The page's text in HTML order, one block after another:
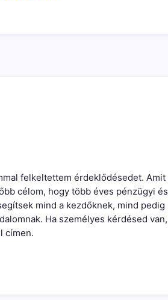
felkeltettem érdeklődésedet. Amit
célom, hogy több éves pénzügyi és
mind a kezdőknek, mind pedig
Ha személyes kérdésed van,
címen.